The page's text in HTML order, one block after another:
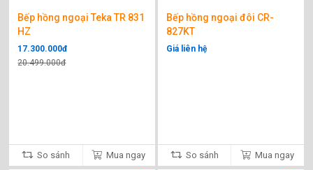
Bếp hồng ngoại Teka TR 831
HZ
17.300.000đ
20.499.000đ
So sánh Mua ngay
Bếp hồng ngoại đôi CR-
827KT
Giá liên hệ
So sánh Mua ngay